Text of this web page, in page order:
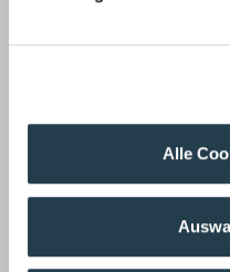
Alle
sollten daher
wichtige
Dr. Axel Knoth
Diplom-
Steuerberater
Zurück